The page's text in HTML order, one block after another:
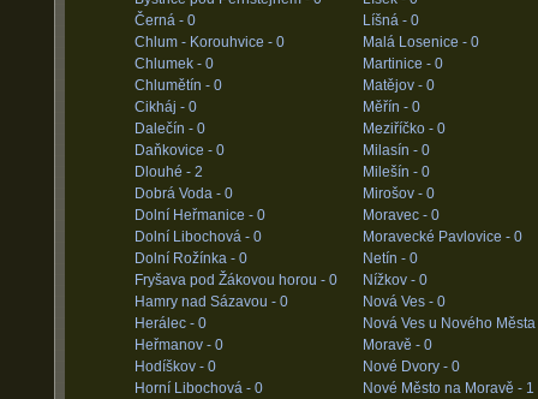
Černá - 0
Chlum - Korouhvice - 0
Chlumek - 0
Chlumětín - 0
Cikháj - 0
Dalečín - 0
Daňkovice - 0
Dlouhé - 2
Dobrá Voda - 0
Dolní Heřmanice - 0
Dolní Libochová - 0
Dolní Rožínka - 0
Fryšava pod Žákovou horou - 0
Hamry nad Sázavou - 0
Herálec - 0
Heřmanov - 0
Hodíškov - 0
Horní Libochová - 0
Líšná - 0
Malá Losenice - 0
Martinice - 0
Matějov - 0
Měřín - 0
Meziříčko - 0
Milasín - 0
Milešín - 0
Mirošov - 0
Moravec - 0
Moravecké Pavlovice - 0
Netín - 0
Nížkov - 0
Nová Ves - 0
Nová Ves u Nového
Moravě - 0
Nové Dvory - 0
Nové Město na Moravě - 1